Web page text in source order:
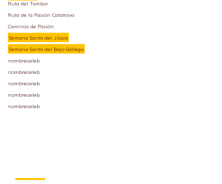
Ruta del Tambor
Ruta de la Pasión Calatrava
Caminos de Pasión
Semana Santa del Jiloca
Semana Santa del Bajo Gállego
nombreceleb
nombreceleb
nombreceleb
nombreceleb
nombreceleb